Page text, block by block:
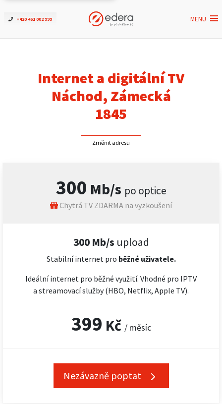
+420 461 002 999 MENU
Ověřit dostupnost
ČEZNET TV
Internet a digitální TV
Náchod, Zámecká
1845
Změnit adresu
300 Mb/s po optice
Chytrá TV ZDARMA na vyzkoušení
300 Mb/s upload
Stabilní internet pro běžné uživatele.
Ideální internet pro běžné využití. Vhodné pro IPTV
a streamovací služby (HBO, Netflix, Apple TV).
399 Kč / měsíc
Nezávazně poptat